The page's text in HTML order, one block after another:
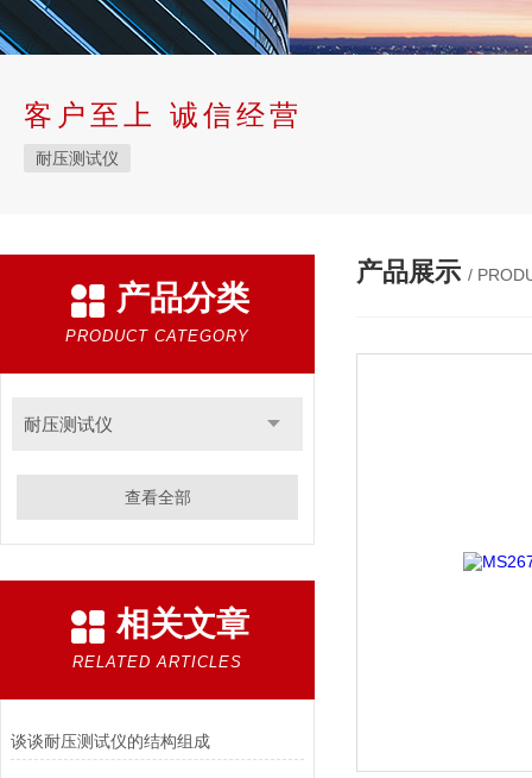
客户至上 诚信经营
耐压测试仪
产品分类
PRODUCT CATEGORY
耐压测试仪
查看全部
相关文章
RELATED ARTICLES
谈谈耐压测试仪的结构组成
产品展示 /